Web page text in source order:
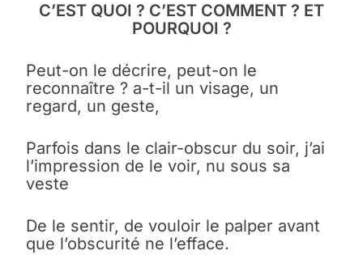
C’EST QUOI ? C’EST COMMENT ? ET
POURQUOI ?
Peut-on le décrire, peut-on le
reconnaître ? a-t-il un visage, un
regard, un geste,
Parfois dans le clair-obscur du soir, j’ai
l’impression de le voir, nu sous sa
veste
De le sentir, de vouloir le palper avant
que l’obscurité ne l’efface.